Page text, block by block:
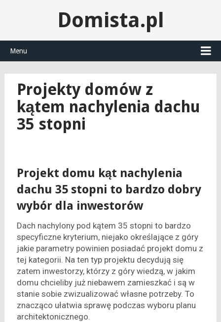
Domista.pl
Menu
Projekty domów z
kątem nachylenia dachu
35 stopni
Projekt domu kąt nachylenia
dachu 35 stopni to bardzo dobry
wybór dla inwestorów
Dach nachylony pod kątem 35 stopni to bardzo
specyficzne kryterium, niejako określające z góry
jakie parametry powinien posiadać projekt domu z
tej kategorii. Na ten typ projektu decydują się
zatem inwestorzy, którzy z góry wiedzą, w jakim
domu chcieliby już niebawem zamieszkać i są w
stanie sobie zwizualizować własne potrzeby. To
znacząco ułatwia sprawę podczas wyboru planu
architektonicznego.